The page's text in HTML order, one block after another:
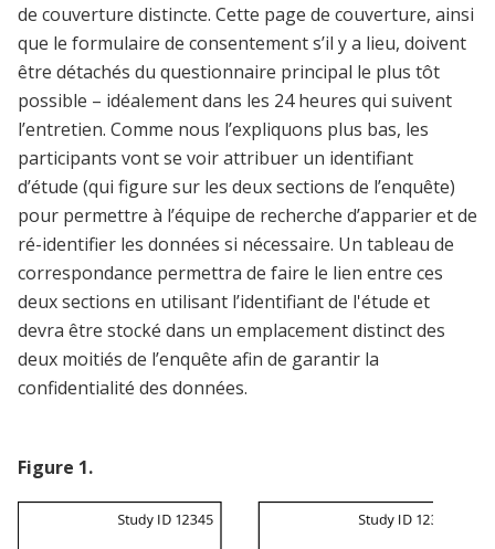
de couverture distincte. Cette page de couverture, ainsi
que le formulaire de consentement s’il y a lieu, doivent
être détachés du questionnaire principal le plus tôt
possible – idéalement dans les 24 heures qui suivent
l’entretien. Comme nous l’expliquons plus bas, les
participants vont se voir attribuer un identifiant
d’étude (qui figure sur les deux sections de l’enquête)
pour permettre à l’équipe de recherche d’apparier et de
ré-identifier les données si nécessaire. Un tableau de
correspondance permettra de faire le lien entre ces
deux sections en utilisant l’identifiant de l'étude et
devra être stocké dans un emplacement distinct des
deux moitiés de l’enquête afin de garantir la
confidentialité des données.
Figure 1.